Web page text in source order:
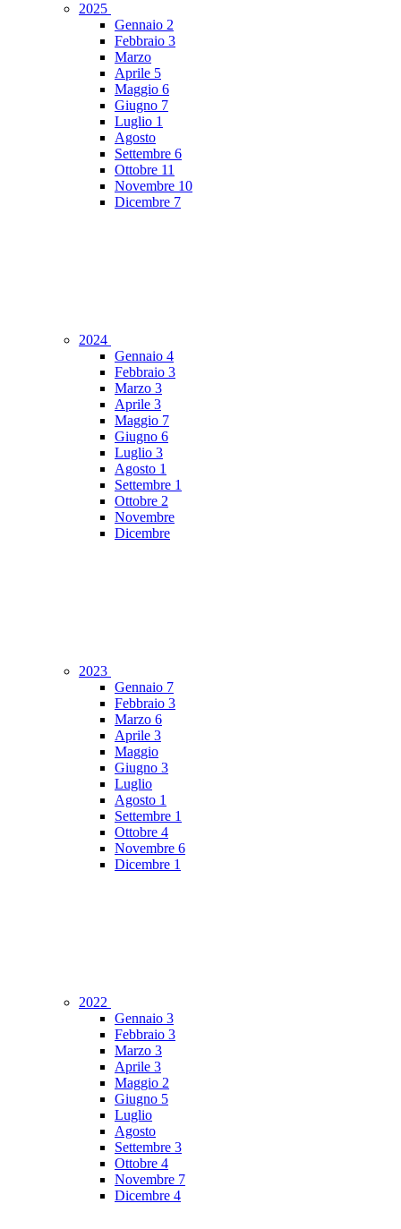
2025
Gennaio 2
Febbraio 3
Marzo
Aprile 5
Maggio 6
Giugno 7
Luglio 1
Agosto
Settembre 6
Ottobre 11
Novembre 10
Dicembre 7
2024
Gennaio 4
Febbraio 3
Marzo 3
Aprile 3
Maggio 7
Giugno 6
Luglio 3
Agosto 1
Settembre 1
Ottobre 2
Novembre
Dicembre
2023
Gennaio 7
Febbraio 3
Marzo 6
Aprile 3
Maggio
Giugno 3
Luglio
Agosto 1
Settembre 1
Ottobre 4
Novembre 6
Dicembre 1
2022
Gennaio 3
Febbraio 3
Marzo 3
Aprile 3
Maggio 2
Giugno 5
Luglio
Agosto
Settembre 3
Ottobre 4
Novembre 7
Dicembre 4